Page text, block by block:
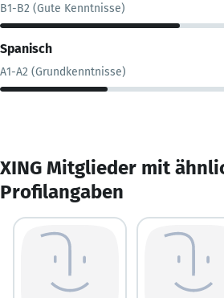
B1-B2 (Gute Kenntnisse)
Spanisch
A1-A2 (Grundkenntnisse)
XING Mitglieder mit
Profilangaben